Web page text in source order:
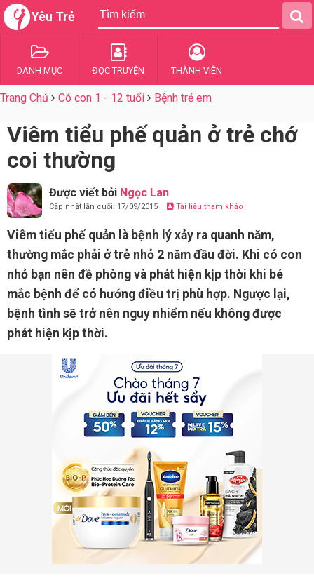
Yêu Trẻ
DANH MỤC ĐỌC TRUYỆN THÀNH VIÊN
Trang Chủ Có con 1 - 12 tuổi Bệnh trẻ em
Viêm tiểu phế quản ở trẻ chớ
coi thường
Được viết bởi Ngọc Lan
Cập nhật lần cuối: 17/09/2015 Tài liệu tham khảo
Viêm tiểu phế quản là bệnh lý xảy ra quanh năm,
thường mắc phải ở trẻ nhỏ 2 năm đầu đời. Khi có con
nhỏ bạn nên đề phòng và phát hiện kịp thời khi bé
mắc bệnh để có hướng điều trị phù hợp. Ngược lại,
bệnh tình sẽ trở nên nguy nhiểm nếu không được
phát hiện kịp thời.